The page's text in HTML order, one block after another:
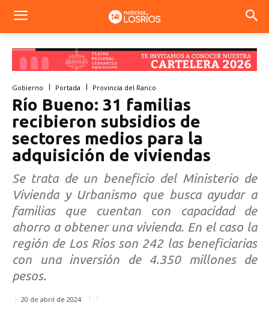
Gobierno Portada Provincia del Ranco
Río Bueno: 31 familias
recibieron subsidios de
sectores medios para la
adquisición de viviendas
Se trata de un beneficio del Ministerio de
Vivienda y Urbanismo que busca ayudar a
familias que cuentan con capacidad de
ahorro a obtener una vivienda. En el caso la
región de Los Ríos son 242 las beneficiarias
con una inversión de 4.350 millones de
pesos.
20 de abril de 2024